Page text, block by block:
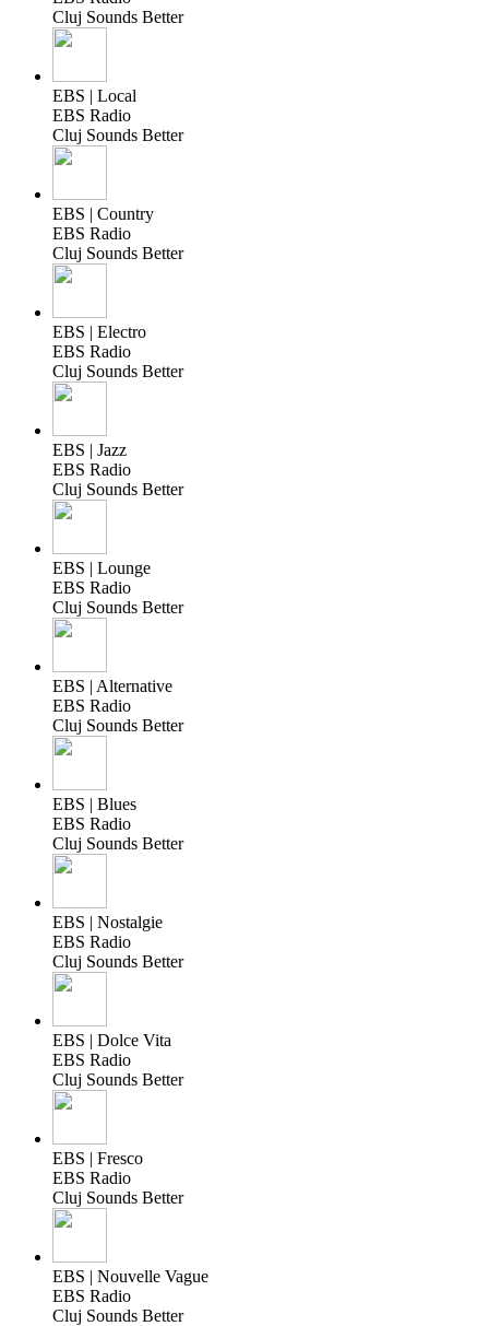
Cluj Sounds Better
EBS | Local
EBS Radio
Cluj Sounds Better
EBS | Country
EBS Radio
Cluj Sounds Better
EBS | Electro
EBS Radio
Cluj Sounds Better
EBS | Jazz
EBS Radio
Cluj Sounds Better
EBS | Lounge
EBS Radio
Cluj Sounds Better
EBS | Alternative
EBS Radio
Cluj Sounds Better
EBS | Blues
EBS Radio
Cluj Sounds Better
EBS | Nostalgie
EBS Radio
Cluj Sounds Better
EBS | Dolce Vita
EBS Radio
Cluj Sounds Better
EBS | Fresco
EBS Radio
Cluj Sounds Better
EBS | Nouvelle Vague
EBS Radio
Cluj Sounds Better